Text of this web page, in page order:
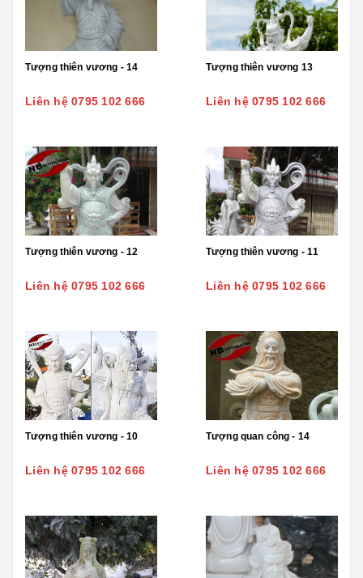
Tượng thiên vương - 14
Liên hệ 0795 102 666
Tượng thiên vương 13
Liên hệ 0795 102 666
Tượng thiên vương - 12
Liên hệ 0795 102 666
Tượng thiên vương - 11
Liên hệ 0795 102 666
Tượng thiên vương - 10
Liên hệ 0795 102 666
Tượng quan công - 14
Liên hệ 0795 102 666